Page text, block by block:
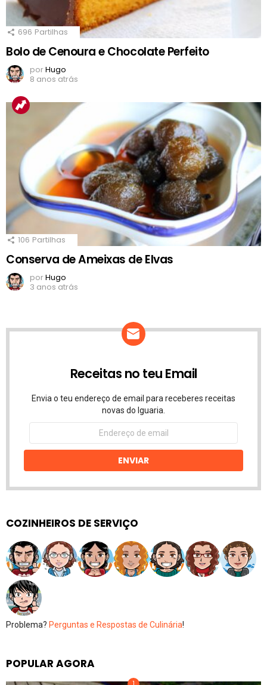
696 Partilhas
Bolo de Cenoura e Chocolate Perfeito
porHugo
8 anos atrás
106 Partilhas
Conserva de Ameixas de Elvas
porHugo
3 anos atrás
Receitas no teu Email
Envia o teu endereço de email para receberes receitas
novas do Iguaria.
Endereço
email
ENVIAR
COZINHEIROS DE SERVIÇO
Problema? Perguntas e Respostas de Culinária!
POPULAR AGORA